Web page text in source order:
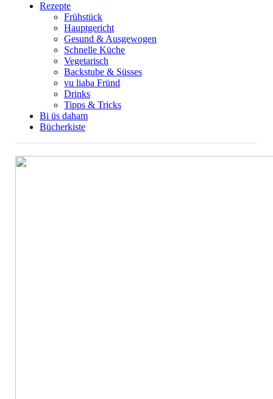
Rezepte
Frühstück
Hauptgericht
Gesund & Ausgewogen
Schnelle Küche
Vegetarisch
Backstube & Süsses
vu liaba Fründ
Drinks
Tipps & Tricks
Bi üs daham
Bücherkiste